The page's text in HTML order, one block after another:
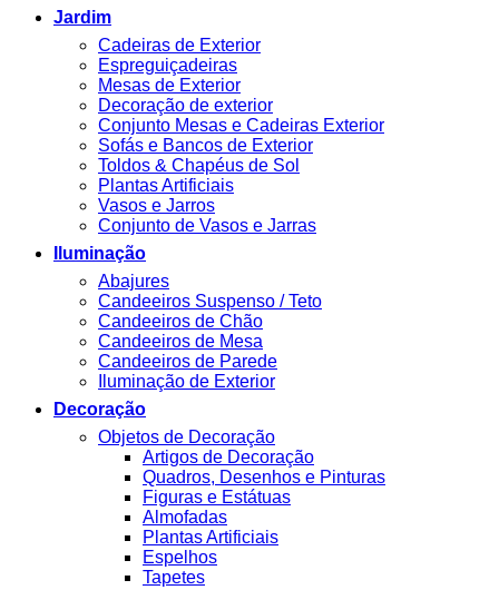
Jardim
Cadeiras de Exterior
Espreguiçadeiras
Mesas de Exterior
Decoração de exterior
Conjunto Mesas e Cadeiras Exterior
Sofás e Bancos de Exterior
Toldos & Chapéus de Sol
Plantas Artificiais
Vasos e Jarros
Conjunto de Vasos e Jarras
Iluminação
Abajures
Candeeiros Suspenso / Teto
Candeeiros de Chão
Candeeiros de Mesa
Candeeiros de Parede
Iluminação de Exterior
Decoração
Objetos de Decoração
Artigos de Decoração
Quadros, Desenhos e Pinturas
Figuras e Estátuas
Almofadas
Plantas Artificiais
Espelhos
Tapetes